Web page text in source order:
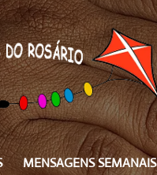
MENSAGENS SEMANAIS